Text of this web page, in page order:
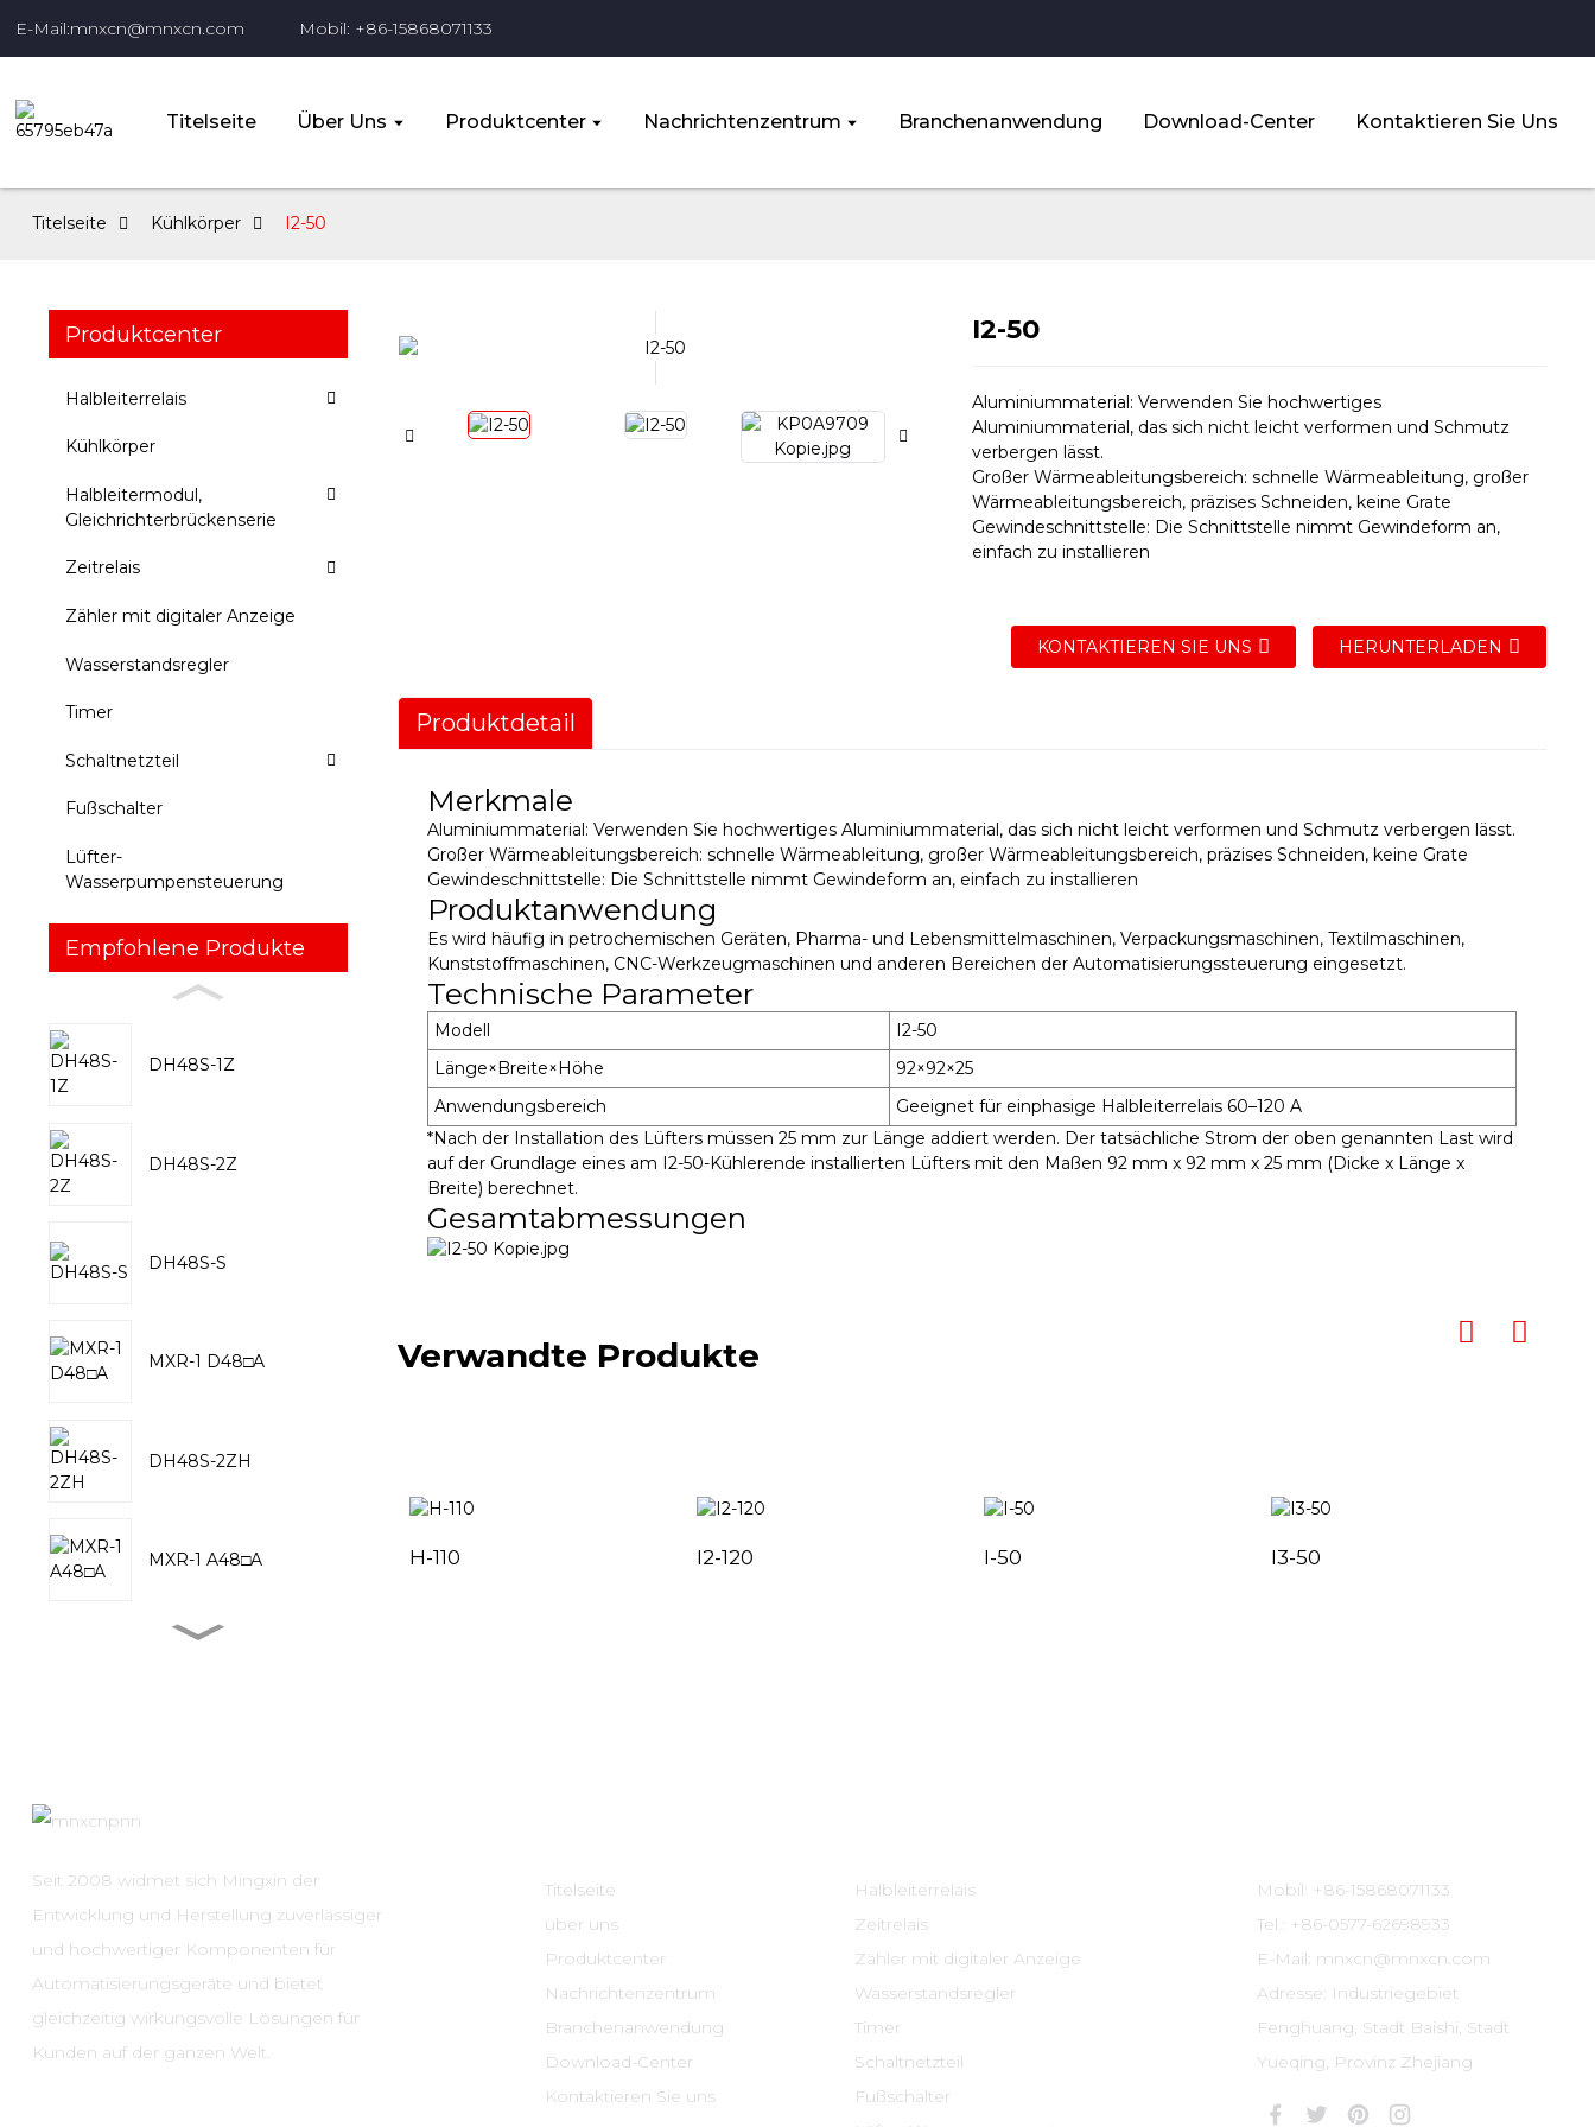
E-Mail:mnxcn@mnxcn.com Mobil: +86-15868071133
Titelseite Über Uns Produktcenter Nachrichtenzentrum Branchenanwendung Download-Center Kontaktieren Sie Uns
Titelseite Kühlkörper I2-50
Produktcenter
Halbleiterrelais
Kühlkörper
Halbleitermodul,
Gleichrichterbrückenserie
Zeitrelais
Zähler mit digitaler Anzeige
Wasserstandsregler
Timer
Schaltnetzteil
Fußschalter
Lüfter-
Wasserpumpensteuerung
Empfohlene Produkte
DH48S-1Z
DH48S-2Z
DH48S-S
MXR-1 D48□A
DH48S-2ZH
MXR-1 A48□A
MXR-1 D22□D
I2-50
Aluminiummaterial: Verwenden Sie hochwertiges
Aluminiummaterial, das sich nicht leicht verformen und Schmutz
verbergen lässt.
Großer Wärmeableitungsbereich: schnelle Wärmeableitung, großer
Wärmeableitungsbereich, präzises Schneiden, keine Grate
Gewindeschnittstelle: Die Schnittstelle nimmt Gewindeform an,
einfach zu installieren
KONTAKTIEREN SIE UNS HERUNTERLADEN
Produktdetail
Merkmale
Aluminiummaterial: Verwenden Sie hochwertiges Aluminiummaterial, das sich nicht leicht verformen und Schmutz verbergen lässt.
Großer Wärmeableitungsbereich: schnelle Wärmeableitung, großer Wärmeableitungsbereich, präzises Schneiden, keine Grate
Gewindeschnittstelle: Die Schnittstelle nimmt Gewindeform an, einfach zu installieren
Produktanwendung
Es wird häufig in petrochemischen Geräten, Pharma- und Lebensmittelmaschinen, Verpackungsmaschinen, Textilmaschinen,
Kunststoffmaschinen, CNC-Werkzeugmaschinen und anderen Bereichen der Automatisierungssteuerung eingesetzt.
Technische Parameter
Modell
I2-50
Länge×Breite×Höhe
92×92×25
Anwendungsbereich
Geeignet für einphasige Halbleiterrelais 60–120 A
*Nach der Installation des Lüfters müssen 25 mm zur Länge addiert werden. Der tatsächliche Strom der oben genannten Last wird
auf der Grundlage eines am I2-50-Kühlerende installierten Lüfters mit den Maßen 92 mm x 92 mm x 25 mm (Dicke x Länge x
Breite) berechnet.
Gesamtabmessungen
Verwandte Produkte
H-110 I2-120 I-50 I3-50
Seit 2008 widmet sich Mingxin der
Entwicklung und Herstellung zuverlässiger
und hochwertiger Komponenten für
Automatisierungsgeräte und bietet
gleichzeitig wirkungsvolle Lösungen für
Kunden auf der ganzen Welt.
Titelseite
über uns
Produktcenter
Nachrichtenzentrum
Branchenanwendung
Download-Center
Kontaktieren Sie uns
Halbleiterrelais
Zeitrelais
Zähler mit digitaler Anzeige
Wasserstandsregler
Timer
Schaltnetzteil
Fußschalter
Mobil: +86-15868071133
Tel.: +86-0577-62698933
E-Mail: mnxcn@mnxcn.com
Adresse: Industriegebiet
Fenghuang, Stadt Baishi, Stadt
Yueqing, Provinz Zhejiang